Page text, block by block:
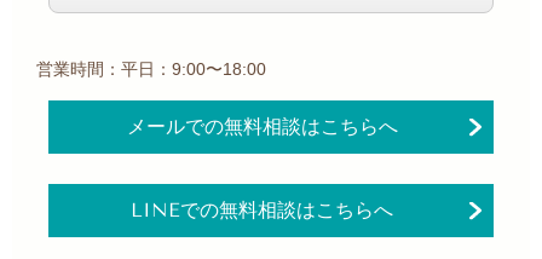
営業時間：平日：9:00〜18:00
メールでの無料相談はこちらへ
LINEでの無料相談はこちらへ